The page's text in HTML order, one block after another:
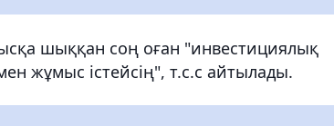
шыққан соң оған "инвестициялық
жұмыс істейсің", т.с.с айтылады.